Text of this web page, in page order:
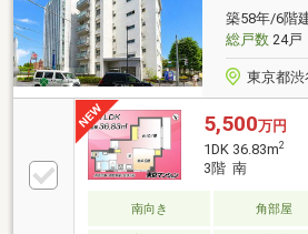
築58年/6階
総戸数24戸
東京都渋
5,500万円
1DK 36.83m2
3階 南
南向き 角部屋